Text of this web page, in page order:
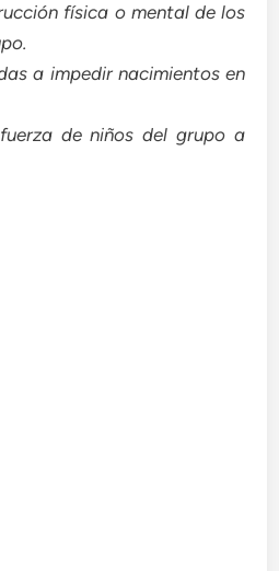
física o mental de los
a impedir nacimientos en
de niños del grupo a